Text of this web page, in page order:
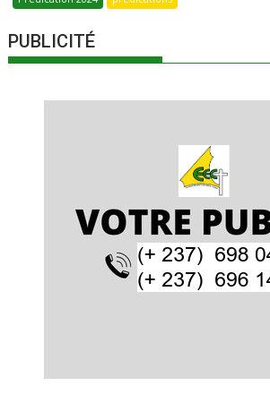
PUBLICITÉ